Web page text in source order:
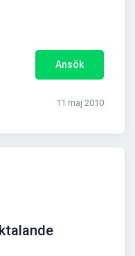
Ansök
11 maj 2010